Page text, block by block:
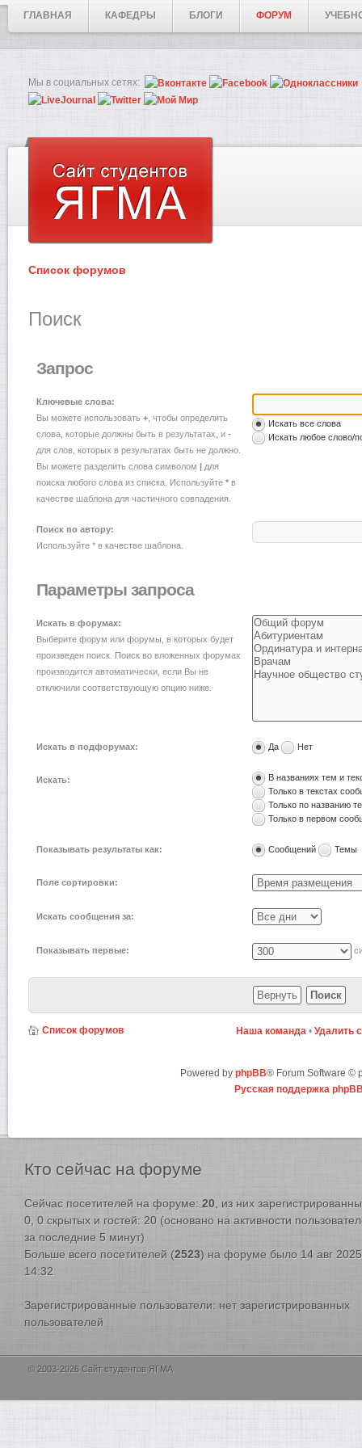
ГЛАВНАЯ КАФЕДРЫ БЛОГИ ФОРУМ
Мы в социальных сетях:
Список форумов
Поиск
Запрос
Ключевые слова:
Вы можете использовать + , чтобы определить
слова, которые должны быть в результатах, и -
для слов, которых в результатах быть не должно.
Вы можете разделить слова символом | для
поиска любого слова из списка. Используйте * в
качестве шаблона для частичного совпадения.
Искать все слова
Искать любое слово/
Поиск по автору:
Используйте * в качестве шаблона.
Параметры запроса
Искать в форумах:
Выберите форум или форумы, в которых будет
произведен поиск. Поиск во вложенных форумах
производится автоматически, если Вы не
отключили соответствующую опцию ниже.
Искать в подфорумах: Да Нет
Искать:
В названиях тем и
Только в текстах
Только по названию
Только в первом
Показывать результаты как: Сообщений Темы
Поле сортировки:
Искать сообщения за:
Показывать первые:
Список форумов Наша команда • Удалить
Powered by phpBB® Forum Software ©
Русская поддержка
Кто сейчас на форуме
Сейчас посетителей на форуме: 20 , из них
0, 0 скрытых и гостей: 20 (основано на активности
за последние 5 минут)
Больше всего посетителей (2523) на форуме было 14 авг
14:32
Зарегистрированные пользователи: нет зарегистрированных
пользователей
© 2003-2026 Сайт студентов ЯГМА